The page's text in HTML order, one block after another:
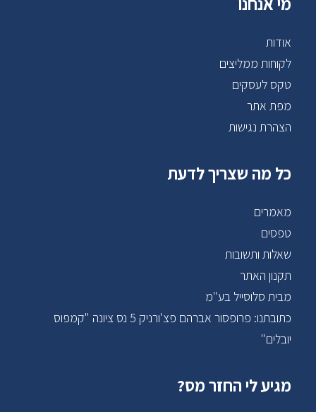
אודות
לקוחות ממליצים
טקס לעסקים
מפת אתר
הצהרת נגישות
כל מה שצריך לדעת
מאמרים
טפסים
שאלות ותשובות
תקנון האתר
מבית סלוסייל בע"מ
כתובתנו: פרופסור אברהם פצ'ורניק 5 נס ציונה "קמפוס
יובלים"
מגיע לי החזר מס?